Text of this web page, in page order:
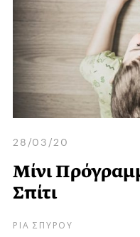
28/03/20
Μίνι
Σπίτι
ΡΙΑ ΣΠΥΡΟΥ